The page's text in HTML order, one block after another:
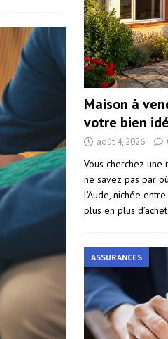
Maison à
votre bien
août 4, 2026
Vous cherchez une
ne savez pas par
l’Aude, nichée
plus en plus
ASSURANCES